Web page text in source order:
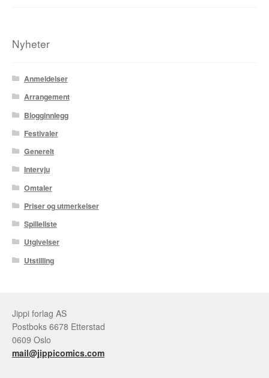
Nyheter
Anmeldelser
Arrangement
Blogginnlegg
Festivaler
Generelt
Intervju
Omtaler
Priser og utmerkelser
Spilleliste
Utgivelser
Utstilling
Jippi forlag AS
Postboks 6678 Etterstad
0609 Oslo
mail@jippicomics.com